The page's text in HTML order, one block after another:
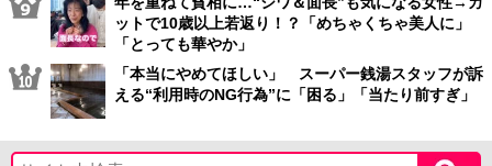
ットで10歳以上若返り！？「めちゃくちゃ美人に」
「とっても華やか」
「本当にやめてほしい」 スーパー銭湯スタッフが訴
える“利用時のNG行為”に「困る」「当たり前すぎ」